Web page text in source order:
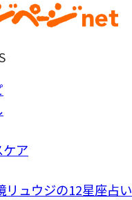
ア
リュウジの12星座占い